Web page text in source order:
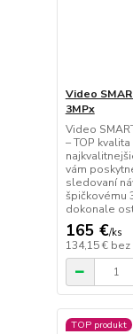
Video
3MPx
Video
– TOP
vám
sledovaní
špičkovému
dokonale
165 €/ks
134,15 € bez
TOP produkt